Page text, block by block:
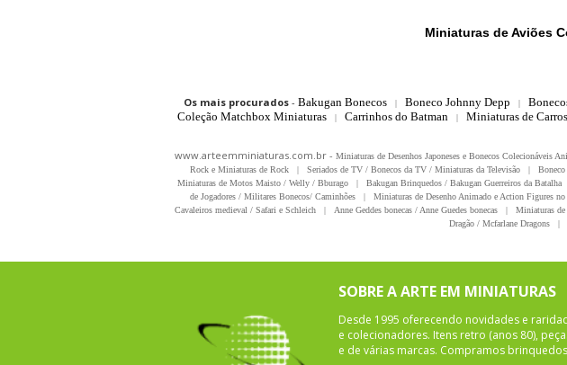
Miniaturas de Aviões
Os mais procurados- Bakugan Bonecos | Boneco Johnny Depp |
Coleção Matchbox Miniaturas
| Carrinhos do Batman | Miniaturas de
www.arteemminiaturas.com.br - Miniaturas de Desenhos Japoneses e Bonecos Colecionáveis
Rock e Miniaturas de Rock
| Seriados de TV / Bonecos da TV / Miniaturas da Televisão |
Miniaturas de Motos Maisto / Welly / Bburago
| Bakugan Brinquedos / Bakugan Guerreiros da Batalha
de Jogadores / Militares Bonecos/ Caminhões
| Miniaturas de Desenho Animado e Action Figures
Cavaleiros medieval / Safari e Schleich
| Anne Geddes bonecas / Anne Guedes bonecas | Miniaturas
Dragão / Mcfarlane Dragons
|
SOBRE A ARTE EM MINIATURAS
Desde 1995 oferecendo novidades e
e colecionadores. Itens retro (anos 80),
e de várias marcas. Compramos